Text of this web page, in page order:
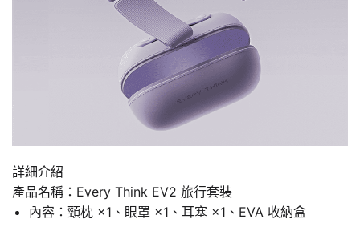
詳細介紹
產品名稱：Every Think EV2 旅行套裝
內容：頸枕 ×1、眼罩 ×1、耳塞 ×1、EVA 收納盒